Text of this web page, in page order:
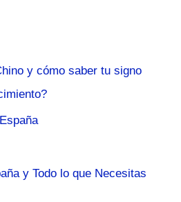
y cómo saber tu signo
y Todo lo que Necesitas